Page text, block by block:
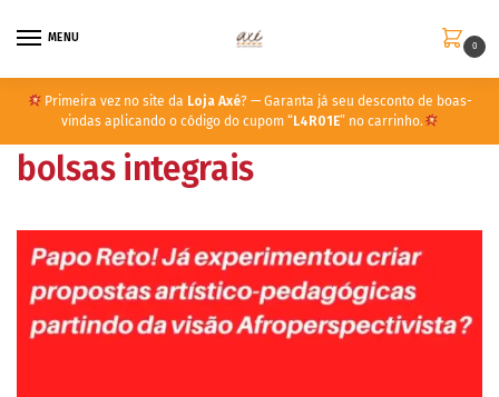
MENU
0
Primeira vez no site da Loja Axé? — Garanta já seu desconto de boas-
vindas aplicando o código do cupom “ L4R01E” no carrinho.
bolsas integrais